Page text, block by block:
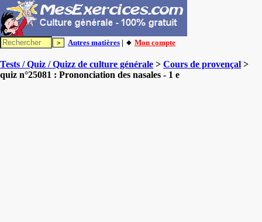
Autres matières | 🔸 Mon compte
Tests / Quiz / Quizz de culture générale > Cours de provençal >
quiz n°25081 : Prononciation des nasales - 1 e